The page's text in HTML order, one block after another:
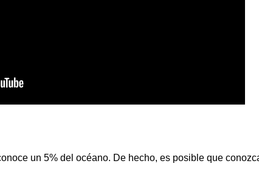
un 5% del océano. De hecho, es posible que